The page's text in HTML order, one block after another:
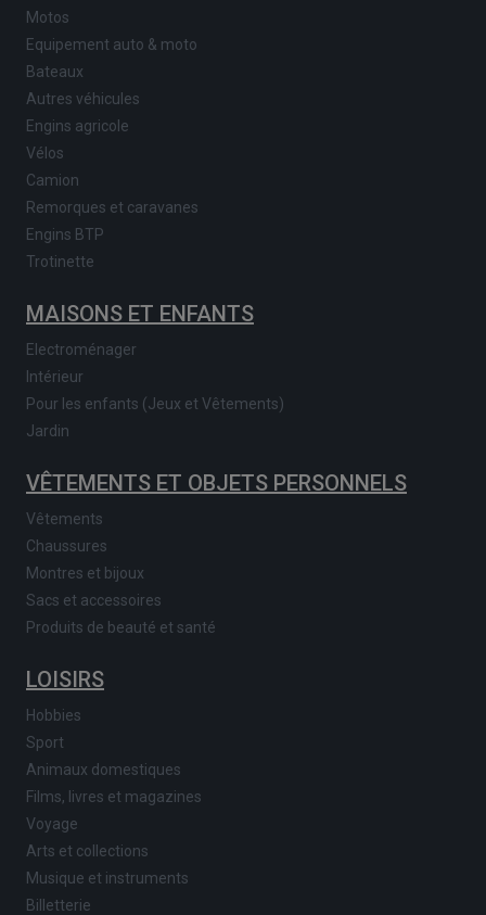
Motos
Equipement auto & moto
Bateaux
Autres véhicules
Engins agricole
Vélos
Camion
Remorques et caravanes
Engins BTP
Trotinette
MAISONS ET ENFANTS
Electroménager
Intérieur
Pour les enfants (Jeux et Vêtements)
Jardin
VÊTEMENTS ET OBJETS PERSONNELS
Vêtements
Chaussures
Montres et bijoux
Sacs et accessoires
Produits de beauté et santé
LOISIRS
Hobbies
Sport
Animaux domestiques
Films, livres et magazines
Voyage
Arts et collections
Musique et instruments
Billetterie